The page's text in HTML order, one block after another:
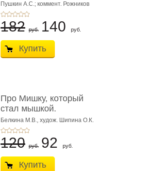
иллюстриров ...
Пушкин А.С.; коммент. Рожников
Л.В.
182 руб. 140 руб.
Купить
Про Мишку, который
стал мышкой.
Терапевтическа ...
Белкина М.В., худож. Шипина О.К.
120 руб. 92 руб.
Купить